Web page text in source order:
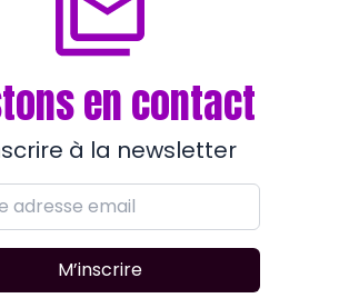
en contact
à la newsletter
M’inscrire